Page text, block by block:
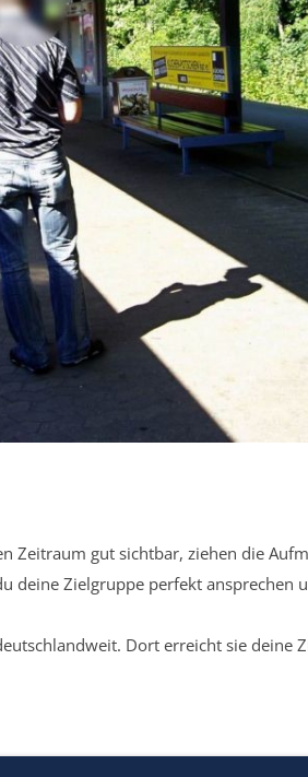
Zeitraum gut sichtbar, ziehen die
deine Zielgruppe perfekt ansprechen
Dort erreicht sie deine